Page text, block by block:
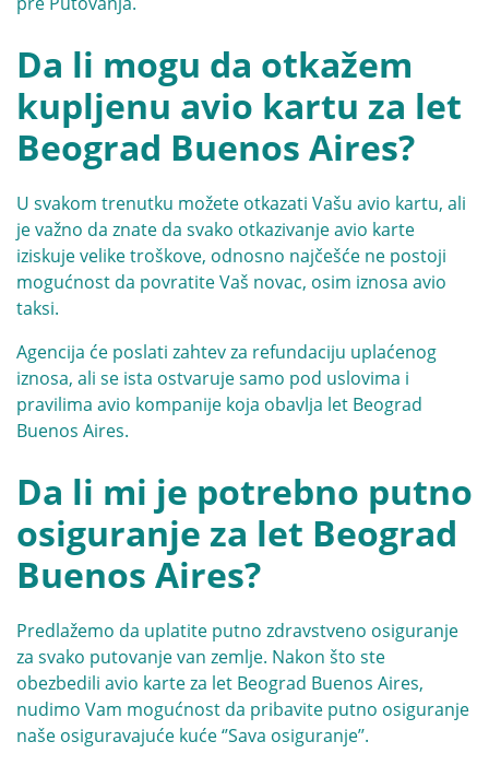
Da li mogu da otkažem
kupljenu avio kartu za let
Beograd Buenos Aires?
U svakom trenutku možete otkazati Vašu avio kartu, ali
je važno da znate da svako otkazivanje avio karte
iziskuje velike troškove, odnosno najčešće ne postoji
mogućnost da povratite Vaš novac, osim iznosa avio
taksi.
Agencija će poslati zahtev za refundaciju uplaćenog
iznosa, ali se ista ostvaruje samo pod uslovima i
pravilima avio kompanije koja obavlja let Beograd
Buenos Aires.
Da li mi je potrebno putno
osiguranje za let Beograd
Buenos Aires?
Predlažemo da uplatite putno zdravstveno osiguranje
za svako putovanje van zemlje. Nakon što ste
obezbedili avio karte za let Beograd Buenos Aires,
nudimo Vam mogućnost da pribavite putno osiguranje
naše osiguravajuće kuće ‘’Sava osiguranje’’.